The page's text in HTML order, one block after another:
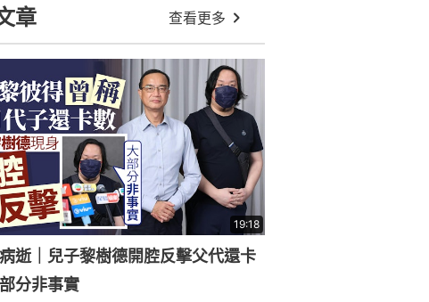
章 查看更多
19:18
逝｜兒子黎樹德開腔反擊父代還卡
分非事實